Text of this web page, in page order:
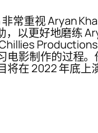
常重视 Aryan
，以更好地磨练
电影制作的过程
将在 2022 年底上